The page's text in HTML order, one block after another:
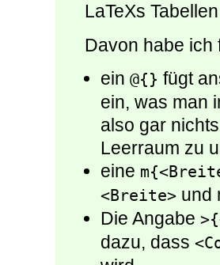
LaTeXs
Davon habe ich
ein @{} fügt
ein, was man
also gar
Leerraum zu
eine
<Breite> und
Die Angabe
dazu, dass